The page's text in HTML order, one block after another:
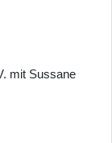
mit Sussane